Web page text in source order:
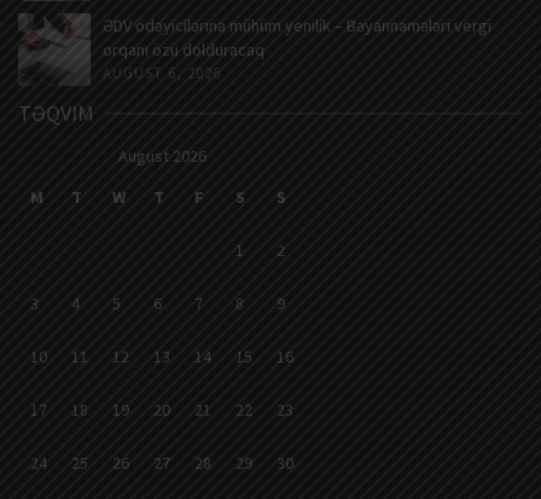
ƏDV ödəyicilərinə mühüm yenilik – Bəyannamələri vergi
orqanı özü dolduracaq
AUGUST 6, 2026
TƏQVIM
August 2026
M
T W T F S S
1 2
3 4 5 6 7 8 9
10 11 12 13 14 15 16
17 18 19 20 21 22 23
24 25 26 27 28 29 30